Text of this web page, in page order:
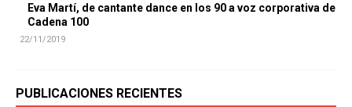
Eva Martí, de cantante dance en los 90 a voz corporativa de
Cadena 100
22/11/2019
PUBLICACIONES RECIENTES